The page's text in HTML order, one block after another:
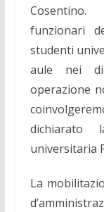
Cosentino.
funzionari
studenti
aule nei
operazione
dichiarato
universitaria
La